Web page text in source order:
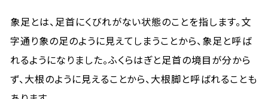
象足とは、足首にくびれがない状態のことを指します。文
字通り象の足のように見えてしまうことから、象足と呼ば
れるようになりました。ふくらはぎと足首の境目が分から
ず、大根のように見えることから、大根脚と呼ばれることも